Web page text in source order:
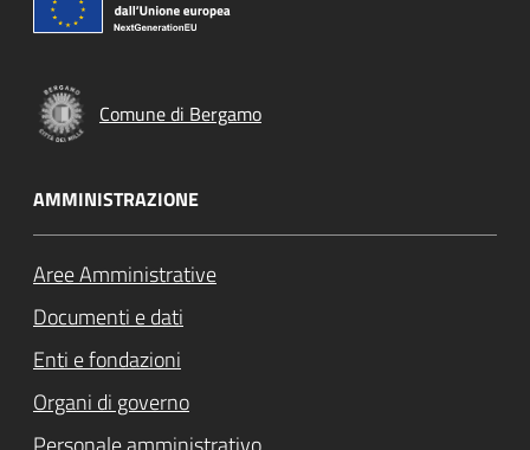
Comune di Bergamo
AMMINISTRAZIONE
Aree Amministrative
Documenti e dati
Enti e fondazioni
Organi di governo